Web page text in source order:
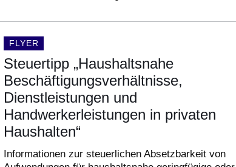
DOKUMENTENART:
FLYER
Steuertipp „Haushaltsnahe
Beschäftigungsverhältnisse,
Dienstleistungen und
Handwerkerleistungen in privaten
Haushalten“
Informationen zur steuerlichen Absetzbarkeit von